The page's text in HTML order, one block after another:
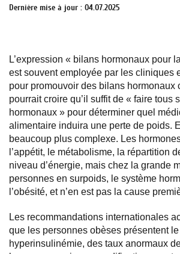
Dernière mise à jour : 04.07.2025
L’expression « bilans hormonaux pour
est souvent employée par les cliniques
pour promouvoir des bilans hormonaux
pourrait croire qu’il suffit de « faire tous
hormonaux » pour déterminer quel
alimentaire induira une perte de poids.
beaucoup plus complexe. Les
l’appétit, le métabolisme, la répartition
niveau d’énergie, mais chez la grande
personnes en surpoids, le système
l’obésité, et n’en est pas la cause
Les recommandations internationales
que les personnes obèses présentent
hyperinsulinémie, des taux anormaux